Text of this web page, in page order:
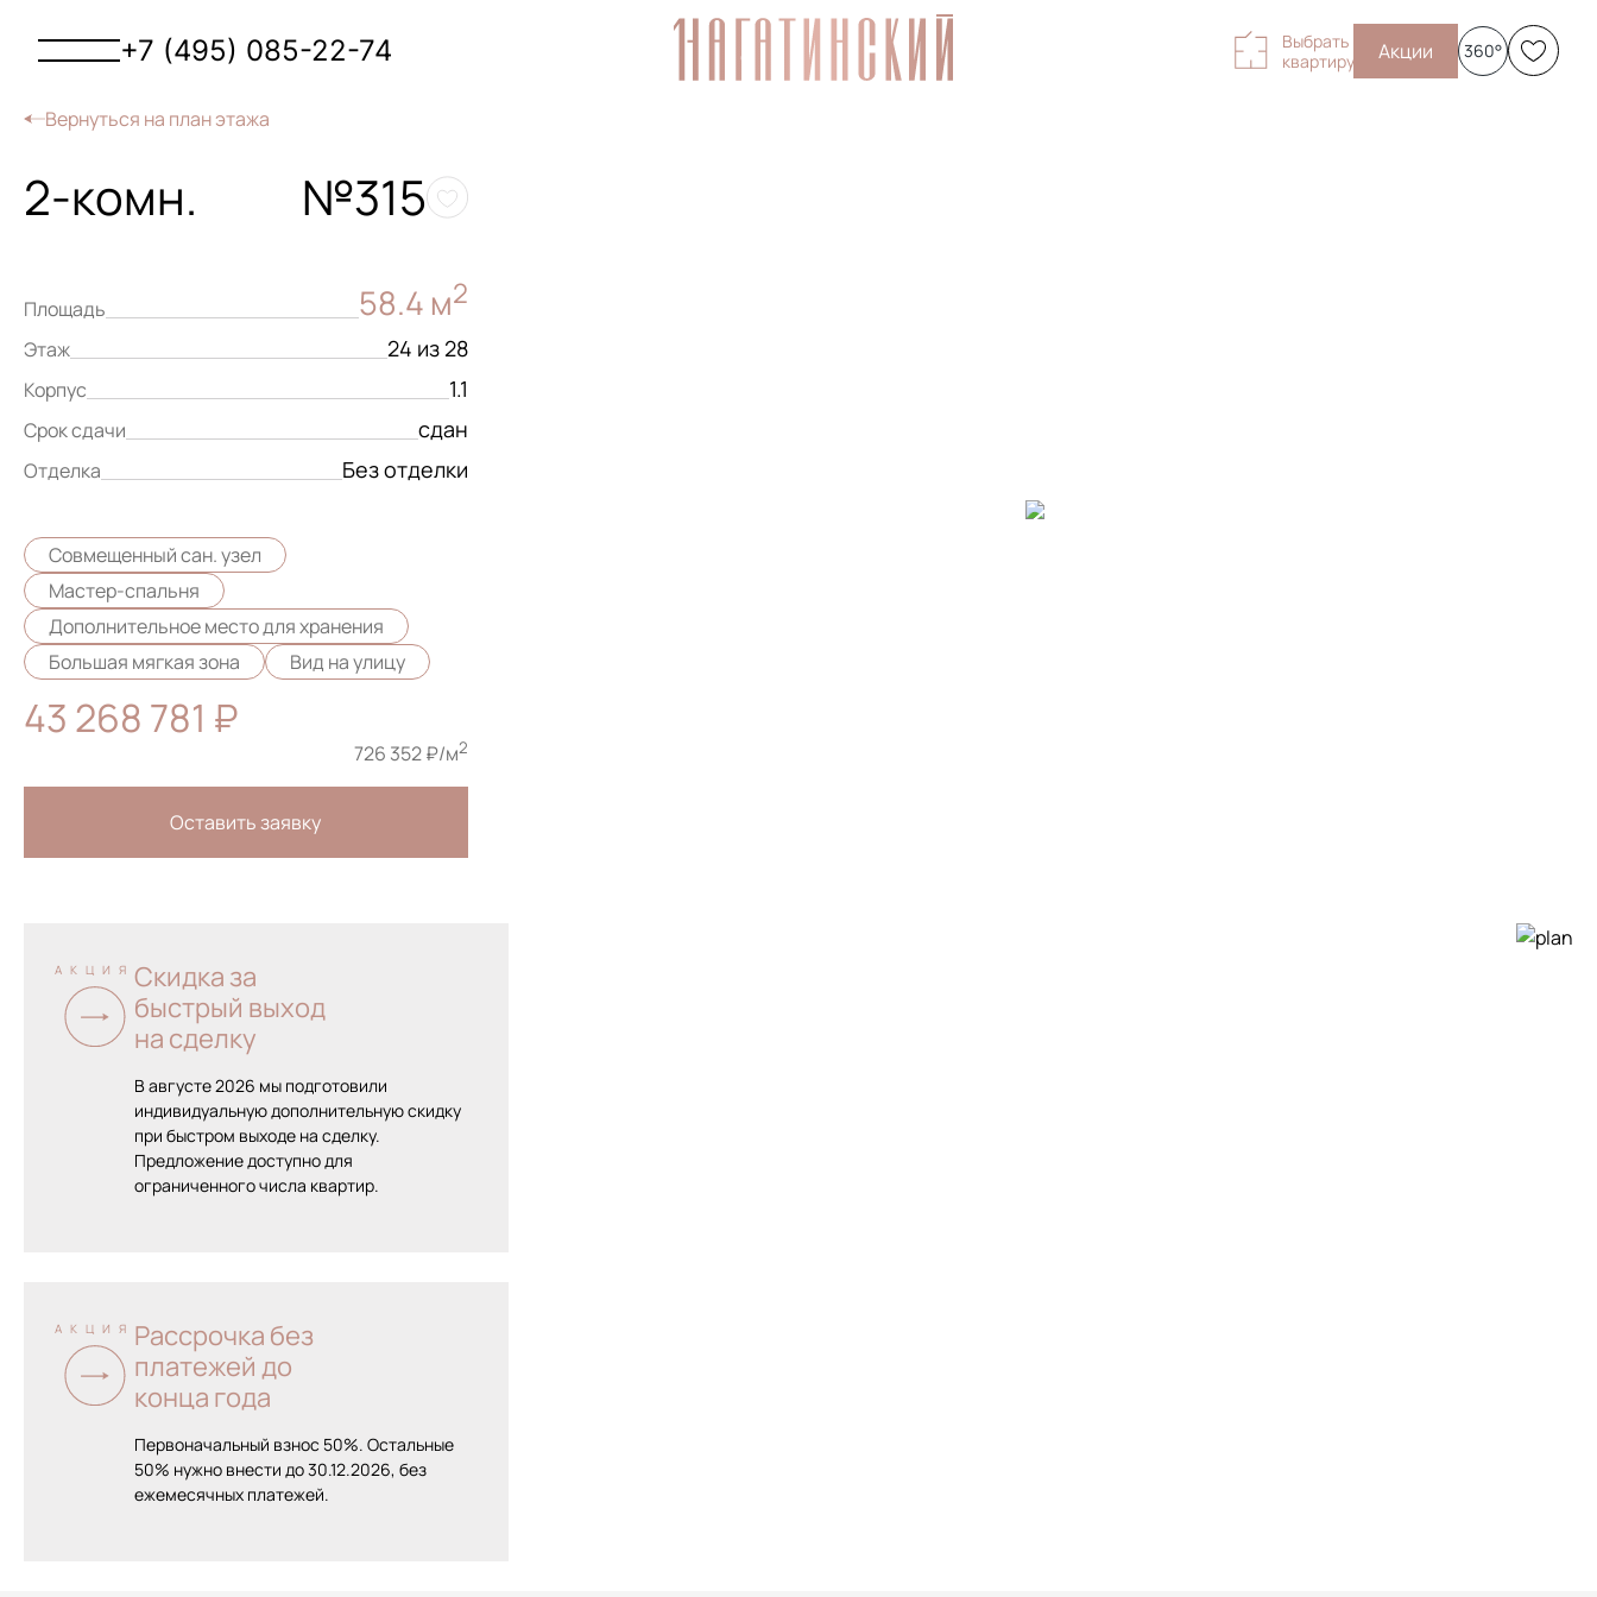
+7 (495) 085-22-74
Выбрать
квартиру
Акции 360°
Вернуться на план этажа
2-комн. №315
Площадь 58.4 м2
Этаж 24 из 28
Корпус 1.1
Срок сдачи сдан
Отделка Без отделки
Совмещенный сан. узел
Мастер-спальня
Дополнительное место для хранения
Большая мягкая зона
Вид на улицу
43 268 781 ₽
726 352 ₽/м2
Оставить заявку
АКЦИЯ Скидка за
быстрый выход
на сделку
В августе 2026 мы подготовили
индивидуальную дополнительную скидку
при быстром выходе на сделку.
Предложение доступно для
ограниченного числа квартир.
АКЦИЯ Рассрочка без
платежей до
конца года
Первоначальный взнос 50%. Остальные
50% нужно внести до 30.12.2026, без
ежемесячных платежей.